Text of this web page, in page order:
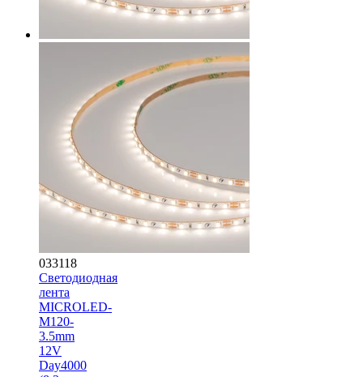
033118
Светодиодная
лента
MICROLED-
M120-
3.5mm
12V
Day4000